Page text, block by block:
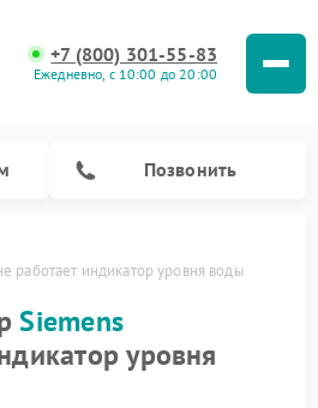
+7 (800) 301-55-83
Ежедневно, с 10:00 до 20:00
Позвонить
работает индикатор уровня воды
Siemens
уровня